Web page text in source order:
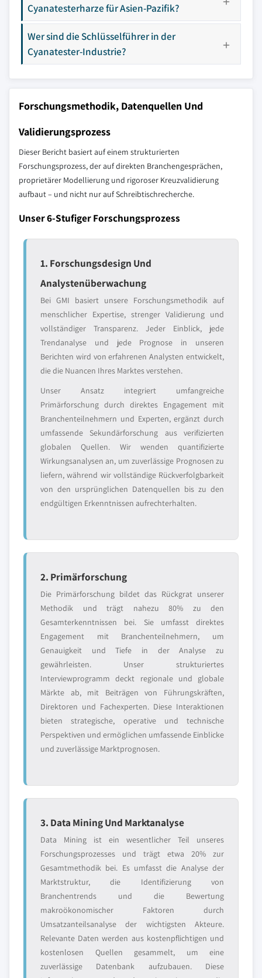
Cyanatesterharze für Asien-Pazifik?
Wer sind die Schlüsselführer in der
Cyanatester-Industrie?
Forschungsmethodik, Datenquellen Und
Validierungsprozess
Dieser Bericht basiert auf einem strukturierten
Forschungsprozess, der auf direkten Branchengesprächen,
proprietärer Modellierung und rigoroser Kreuzvalidierung
aufbaut – und nicht nur auf Schreibtischrecherche.
Unser 6-Stufiger Forschungsprozess
1. Forschungsdesign Und
Analystenüberwachung
Bei GMI basiert unsere Forschungsmethodik auf
menschlicher Expertise, strenger Validierung und
vollständiger Transparenz. Jeder Einblick, jede
Trendanalyse und jede Prognose in unseren
Berichten wird von erfahrenen Analysten entwickelt,
die die Nuancen Ihres Marktes verstehen.
Unser Ansatz integriert umfangreiche
Primärforschung durch direktes Engagement mit
Branchenteilnehmern und Experten, ergänzt durch
umfassende Sekundärforschung aus verifizierten
globalen Quellen. Wir wenden quantifizierte
Wirkungsanalysen an, um zuverlässige Prognosen zu
liefern, während wir vollständige Rückverfolgbarkeit
von den ursprünglichen Datenquellen bis zu den
endgültigen Erkenntnissen aufrechterhalten.
2. Primärforschung
Die Primärforschung bildet das Rückgrat unserer
Methodik und trägt nahezu 80% zu den
Gesamterkenntnissen bei. Sie umfasst direktes
Engagement mit Branchenteilnehmern, um
Genauigkeit und Tiefe in der Analyse zu
gewährleisten. Unser strukturiertes
Interviewprogramm deckt regionale und globale
Märkte ab, mit Beiträgen von Führungskräften,
Direktoren und Fachexperten. Diese Interaktionen
bieten strategische, operative und technische
Perspektiven und ermöglichen umfassende Einblicke
und zuverlässige Marktprognosen.
3. Data Mining Und Marktanalyse
Data Mining ist ein wesentlicher Teil unseres
Forschungsprozesses und trägt etwa 20% zur
Gesamtmethodik bei. Es umfasst die Analyse der
Marktstruktur, die Identifizierung von
Branchentrends und die Bewertung
makroökonomischer Faktoren durch
Umsatzanteilsanalyse der wichtigsten Akteure.
Relevante Daten werden aus kostenpflichtigen und
kostenlosen Quellen gesammelt, um eine
zuverlässige Datenbank aufzubauen. Diese